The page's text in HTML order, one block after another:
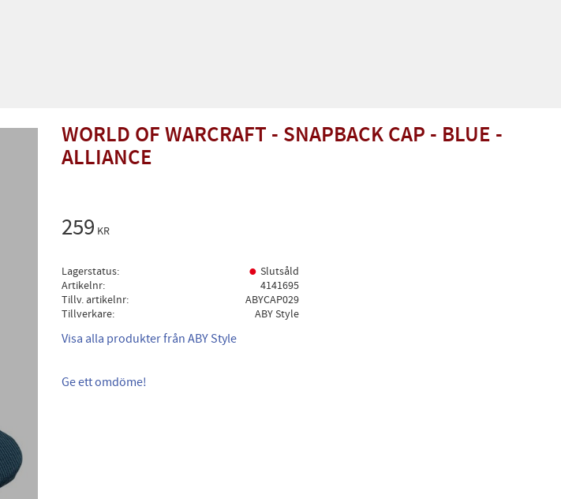
WORLD OF WARCRAFT - SNAPBACK CAP - BLUE -
ALLIANCE
259 KR
Lagerstatus
Slutsåld
Artikelnr
4141695
Tillv. artikelnr
ABYCAP029
Tillverkare
ABY Style
Visa alla produkter från ABY Style
Ge ett omdöme!